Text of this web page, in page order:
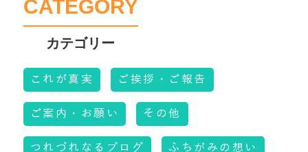
CATEGORY
これが真実 ご挨拶・ご報告
ご案内・お願い その他
つれづれなるブログ ふちがみの想い